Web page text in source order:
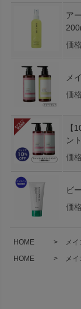
ア
価格
メ
価格
【
ン
価格
ビ
価格
HOME メ
HOME
メ